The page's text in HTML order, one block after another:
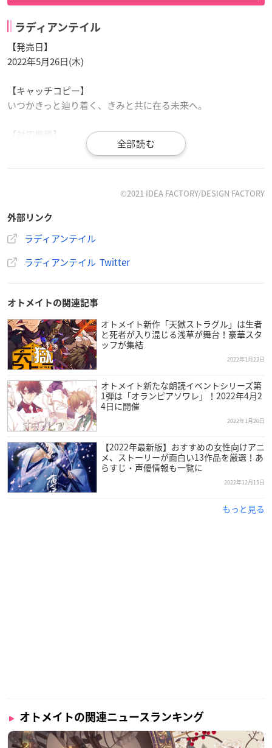
ラディアンテイル
【発売日】
2022年5月26日(木)
【キャッチコピー】
いつかきっと辿り着く、きみと共に在る未来へ。
【対応機種】
Nintendo Switch／Nintendo Switch Lite
輝きと笑顔のサーカスファンタジーADV
【CERO】
審査予定
【プレイ人数】
【発売日】
2022年5月26日予定
【登場キャラクター】
ヴィリオ（CV.内田雄馬
ザフォラ（CV.榎木淳弥）
パスハリア（CV.梅原裕一郎 ）
イーオン（CV.阿座上洋平）
ラディ（CV.岡本信彦）
ジーニア（CV.近藤隆）
【スタッフ】
メインキャラクターデザイン＆ちびキャラ原画： 薄葉カゲロー
標です
©2021 IDEA FACTORY/DESIGN FACTORY
外部リンク
ラディアンテイル
ラディアンテイル Twitter
オトメイトの関連記事
オトメイト新作「天獄ストラグル」は生者
と死者が入り混じる浅草が舞台！豪華スタ
ッフが集結
2022年1月22日
オトメイト新たな朗読イベントシリーズ第
1弾は「オランピアソワレ」！2022年4月2
4日に開催
2022年1月20日
【2022年最新版】おすすめの女性向けアニ
メ、ストーリーが面白い13作品を厳選！あ
らすじ・声優情報も一覧に
2022年12月15日
もっと見る
オトメイトの関連ニュースランキング